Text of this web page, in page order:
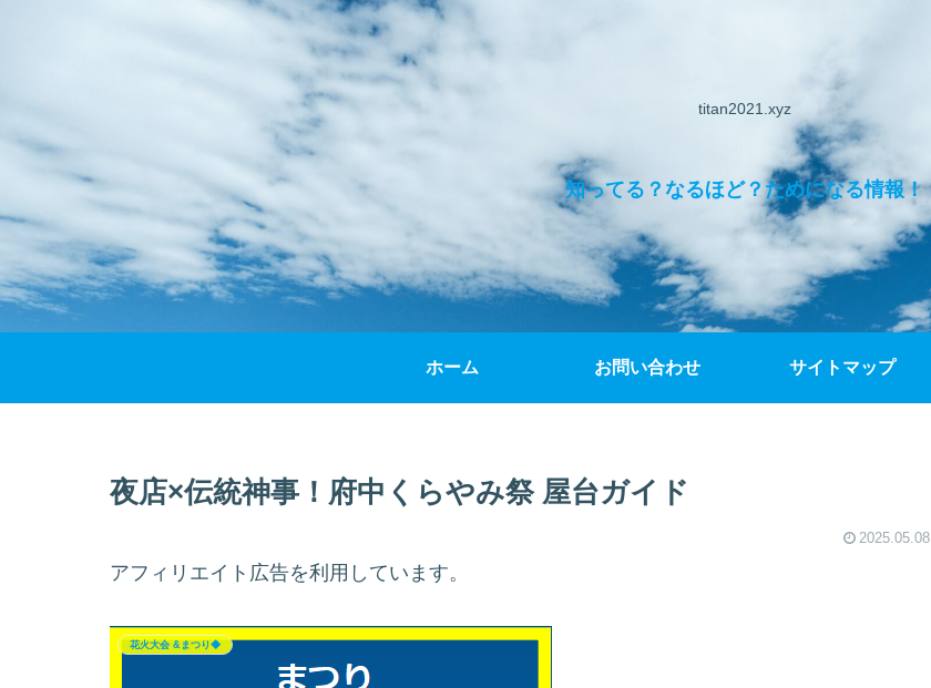
titan2021.xyz
知ってる？なるほど？ためになる情報！
ホーム お問い合わせ サイトマップ
夜店×伝統神事！府中くらやみ祭 屋台ガイド
2025.05.08
アフィリエイト広告を利用しています。
花火大会 &まつり◆